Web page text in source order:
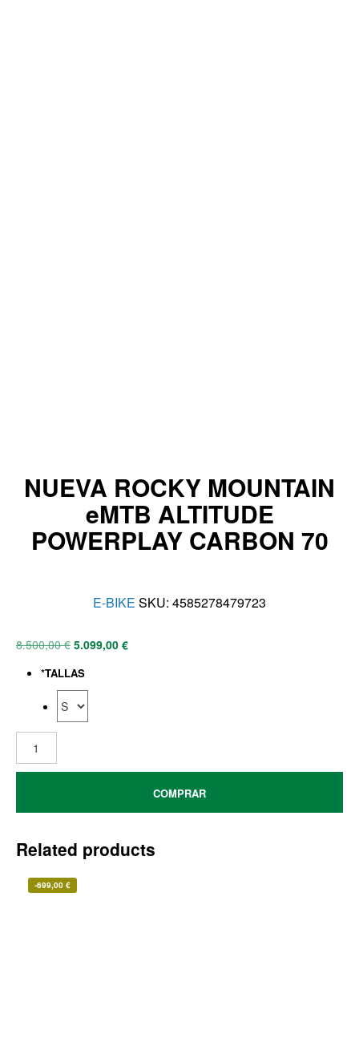
NUEVA ROCKY MOUNTAIN
eMTB ALTITUDE
POWERPLAY CARBON 70
E-BIKE SKU: 4585278479723
8.500,00€ 5.099,00 €
*TALLAS
COMPRAR
Related products
-699,00 €